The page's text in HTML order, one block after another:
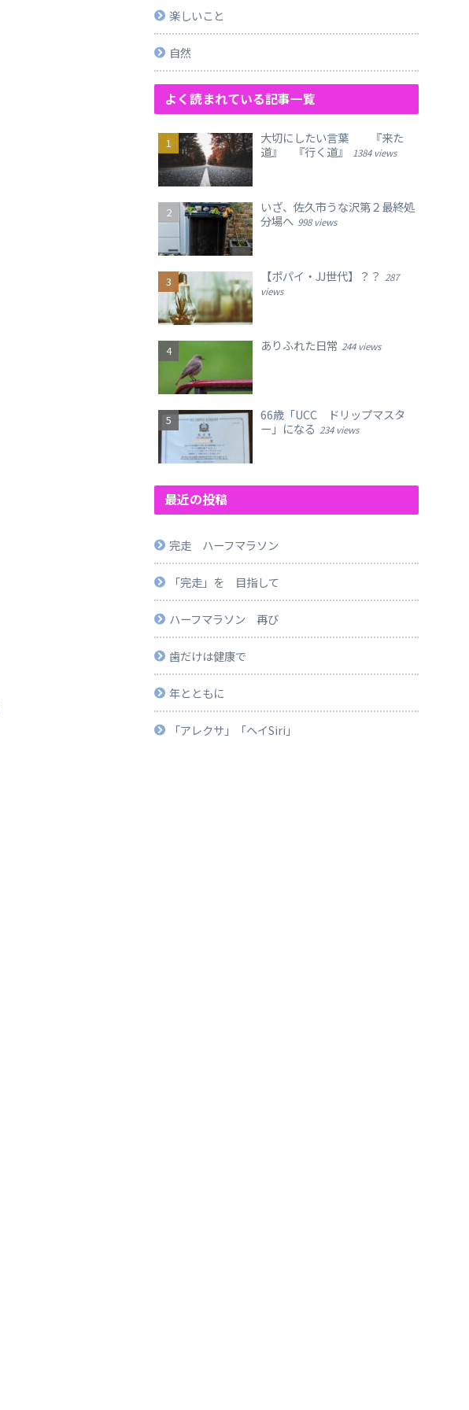
楽しいこと
自然
よく読まれている記事一覧
大切にしたい言葉 『来た
道』 『行く道』
1384 views
いざ、佐久市うな沢第２最終処
分場へ 998 views
【ポパイ・JJ世代】？？ 287
views
ありふれた日常 244 views
66歳「UCC ドリップマスタ
ー」になる 234 views
最近の投稿
完走 ハーフマラソン
「完走」を 目指して
ハーフマラソン 再び
歯だけは健康で
年とともに
「アレクサ」「ヘイSiri」